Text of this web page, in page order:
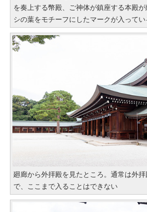
を奏上する幣殿、ご神体が鎮座する本殿
シの葉をモチーフにしたマークが入ってい
廻廊から外拝殿を見たところ。通常は外
で、ここまで入ることはできない